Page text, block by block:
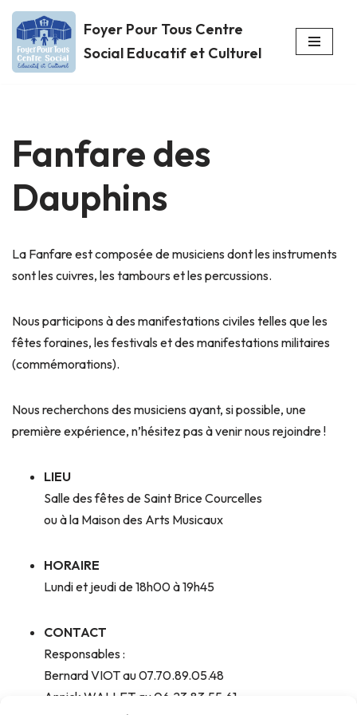
Aller
au
Foyer Pour Tous Centre
Social Educatif et Culturel
Fanfare des
Dauphins
La Fanfare est composée de musiciens dont les instruments
sont les cuivres, les tambours et les percussions.
Nous participons à des manifestations civiles telles que les
fêtes foraines, les festivals et des manifestations militaires
(commémorations).
Nous recherchons des musiciens ayant, si possible, une
première expérience, n’hésitez pas à venir nous rejoindre !
LIEU
Salle des fêtes de Saint Brice Courcelles
ou à la Maison des Arts Musicaux
HORAIRE
Lundi et jeudi de 18h00 à 19h45
CONTACT
Responsables :
Bernard VIOT au 07.70.89.05.48
Annick WALLET au 06.23.83.55.61